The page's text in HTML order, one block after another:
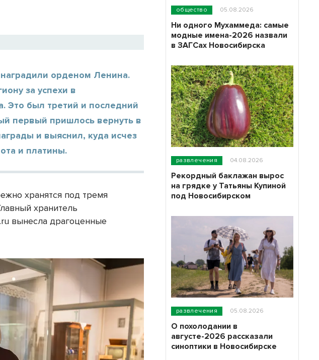
орденом Ленина.
за успехи в
Это был третий и последний
первый пришлось вернуть в
и выяснил, куда исчез
и платины.
хранятся под тремя
хранитель
вынесла драгоценные
общество 05.08.2026
Ни одного Мухаммеда: самые
модные имена-2026 назвали
в ЗАГСах Новосибирска
развлечения 04.08.2026
Рекордный баклажан вырос
на грядке у Татьяны Купиной
под Новосибирском
развлечения 05.08.2026
О похолодании в
августе-2026 рассказали
синоптики в Новосибирске